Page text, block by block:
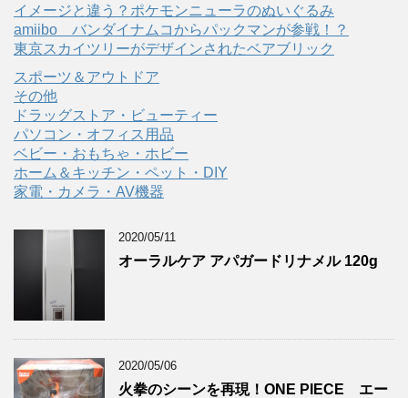
イメージと違う？ポケモンニューラのぬいぐるみ
amiibo バンダイナムコからパックマンが参戦！？
東京スカイツリーがデザインされたベアブリック
スポーツ＆アウトドア
その他
ドラッグストア・ビューティー
パソコン・オフィス用品
ベビー・おもちゃ・ホビー
ホーム＆キッチン・ペット・DIY
家電・カメラ・AV機器
2020/05/11
オーラルケア アパガードリナメル 120g
2020/05/06
火拳のシーンを再現！ONE PIECE エー